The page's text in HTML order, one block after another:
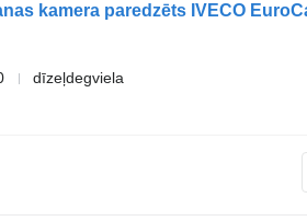
kamera paredzēts IVECO
dīzeļdegviela